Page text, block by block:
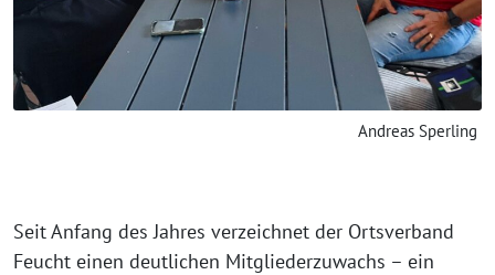
Andreas Sperling
Seit Anfang des Jahres verzeichnet der Ortsverband
Feucht einen deutlichen Mitgliederzuwachs – ein